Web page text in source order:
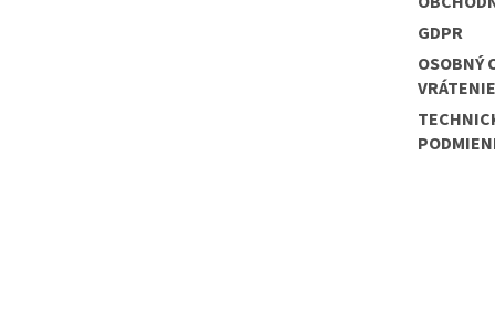
GDPR
OSOBNÝ